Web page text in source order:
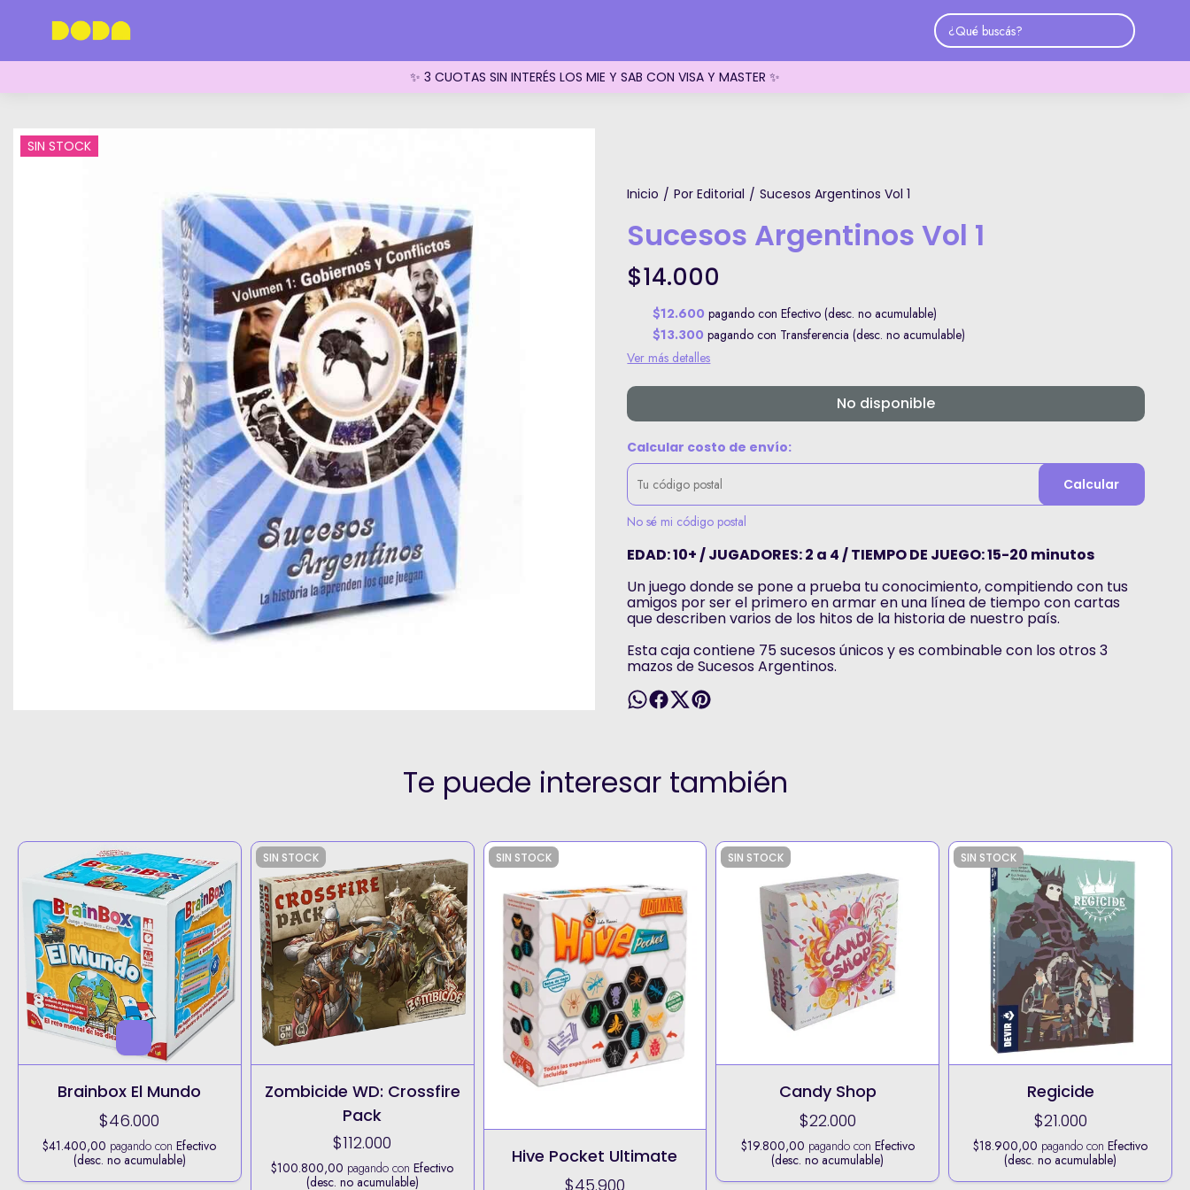
✨ 3 CUOTAS SIN INTERÉS LOS MIE Y SAB CON VISA Y MASTER ✨
SIN STOCK
Inicio / Por Editorial / Sucesos Argentinos Vol 1
Sucesos Argentinos Vol 1
$14.000
$12.600 pagando con Efectivo (desc. no acumulable)
$13.300 pagando con Transferencia (desc. no acumulable)
Ver más detalles
No disponible
Calcular costo de envío:
Calcular
No sé mi código postal
EDAD: 10+ / JUGADORES: 2 a 4 / TIEMPO DE JUEGO: 15-20 minutos
Un juego donde se pone a prueba tu conocimiento, compitiendo con tus
amigos por ser el primero en armar en una línea de tiempo con cartas
que describen varios de los hitos de la historia de nuestro país.
Esta caja contiene 75 sucesos únicos y es combinable con los otros 3
mazos de Sucesos Argentinos.
Te puede interesar también
Brainbox El Mundo
$46.000
$41.400,00 pagando conEfectivo
(desc. no acumulable)
SIN STOCK
Zombicide WD: Crossfire
Pack
$112.000
$100.800,00 pagando conEfectivo
(desc. no acumulable)
SIN STOCK
Hive Pocket Ultimate
$45.900
SIN STOCK
Candy Shop
$22.000
$19.800,00 pagando con Efectivo
(desc. no acumulable)
SIN STOCK
Regicide
$21.000
$18.900,00 pagando conEfectivo
(desc. no acumulable)